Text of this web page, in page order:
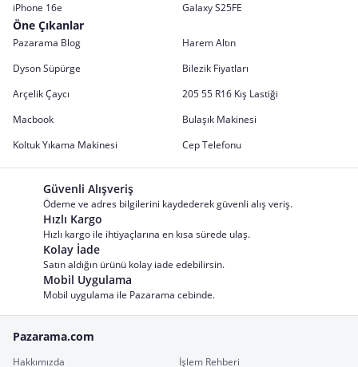
iPhone 16e
Galaxy S25FE
Öne Çıkanlar
Pazarama Blog
Harem Altın
Dyson Süpürge
Bilezik Fiyatları
Arçelik Çaycı
205 55 R16 Kış Lastiği
Macbook
Bulaşık Makinesi
Koltuk Yıkama Makinesi
Cep Telefonu
Güvenli Alışveriş
Ödeme ve adres bilgilerini kaydederek güvenli alış veriş.
Hızlı Kargo
Hızlı kargo ile ihtiyaçlarına en kısa sürede ulaş.
Kolay İade
Satın aldığın ürünü kolay iade edebilirsin.
Mobil Uygulama
Mobil uygulama ile Pazarama cebinde.
Pazarama.com
Hakkımızda
İşlem Rehberi